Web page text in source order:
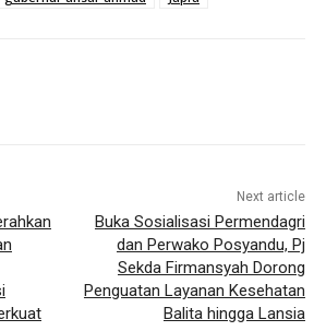
Next article
Buka Sosialisasi Permendagri
dan Perwako Posyandu, Pj
Sekda Firmansyah Dorong
Penguatan Layanan Kesehatan
Balita hingga Lansia